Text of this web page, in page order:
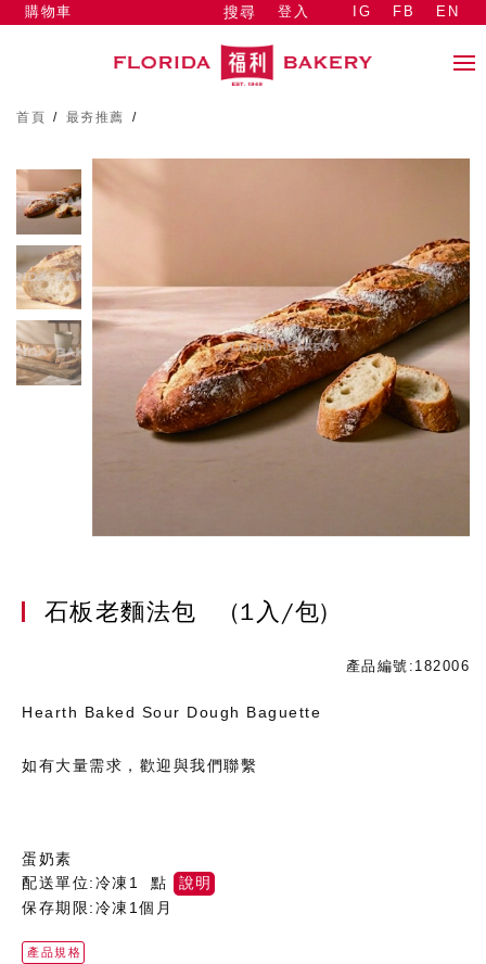
搜尋 登入
購物車 IG FB EN
首頁 / 最夯推薦 /
石板老麵法包 (1入/包)
產品編號:182006
Hearth Baked Sour Dough Baguette
如有大量需求，歡迎與我們聯繫
蛋奶素
配送單位:冷凍1 點
說明
保存期限:冷凍1個月
產品規格